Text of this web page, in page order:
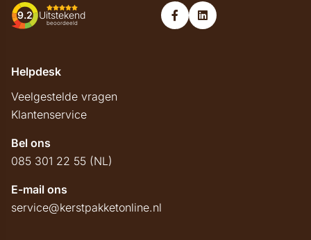
9.2 Uitstekend
beoordeeld
Helpdesk
Veelgestelde vragen
Klantenservice
Bel ons
085 301 22 55 (NL)
E-mail ons
service@kerstpakketonline.nl